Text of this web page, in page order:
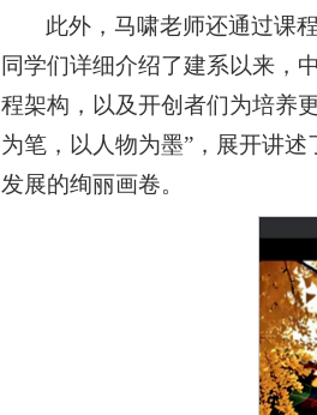
此外，马啸老师还通过课
同学们详细介绍了建系以来，
程架构，以及开创者们为培养
为笔，以人物为墨”，展开讲
发展的绚丽画卷。